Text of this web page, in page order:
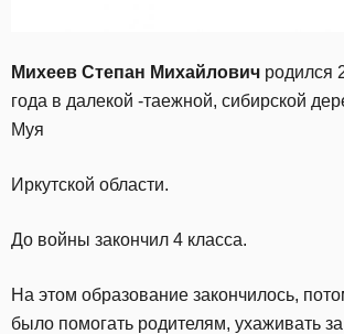
Михеев Степан Михайлович родился
года в далекой -таежной, сибирской
Муя
Иркутской области.
До войны закончил 4 класса.
На этом образование закончилось,
было помогать родителям, ухаживать